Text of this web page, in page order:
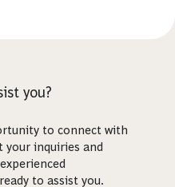
you?
to connect with
your inquiries and
to assist you.